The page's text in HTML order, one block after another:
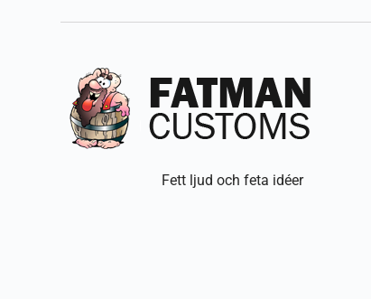
Fett ljud och feta idéer